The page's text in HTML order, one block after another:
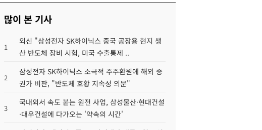
많이 본 기사
1
외신 "삼성전자 SK하이닉스 중국 공장용 현지 생
산 반도체 장비 시험, 미국 수출통제 ..
2
삼성전자 SK하이닉스 소극적 주주환원에 해외 증
권가 비판, "반도체 호황 지속성 의문"
3
국내외서 속도 붙는 원전 사업, 삼성물산·현대건설
·대우건설에 다가오는 '약속의 시간'